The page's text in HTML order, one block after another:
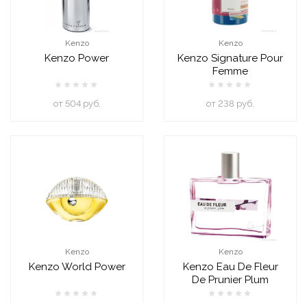
Kenzo
Kenzo Power
oт 504 руб.
Kenzo
Kenzo Signature Pour
Femme
oт 238 руб.
Kenzo
Kenzo World Power
Kenzo
Kenzo Eau De Fleur
De Prunier Plum